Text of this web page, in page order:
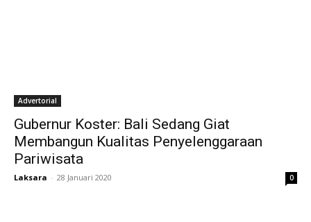
Advertorial
Gubernur Koster: Bali Sedang Giat
Membangun Kualitas Penyelenggaraan
Pariwisata
Laksara - 28 Januari 2020 0